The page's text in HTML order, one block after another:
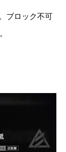
ブロック不可